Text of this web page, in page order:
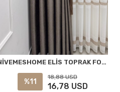
NİVEMESHOME ELİS TOPRAK FON PERDE 1/3 SIK PİLELİ PERDE APM
%11
18,88 USD
16,78 USD